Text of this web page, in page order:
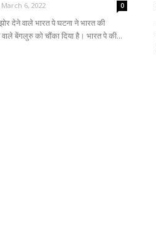
March 6, 2022 0
देने वाले भारत पे घटना ने भारत की
बेंगलुरु को चौंका दिया है। भारत पे की...